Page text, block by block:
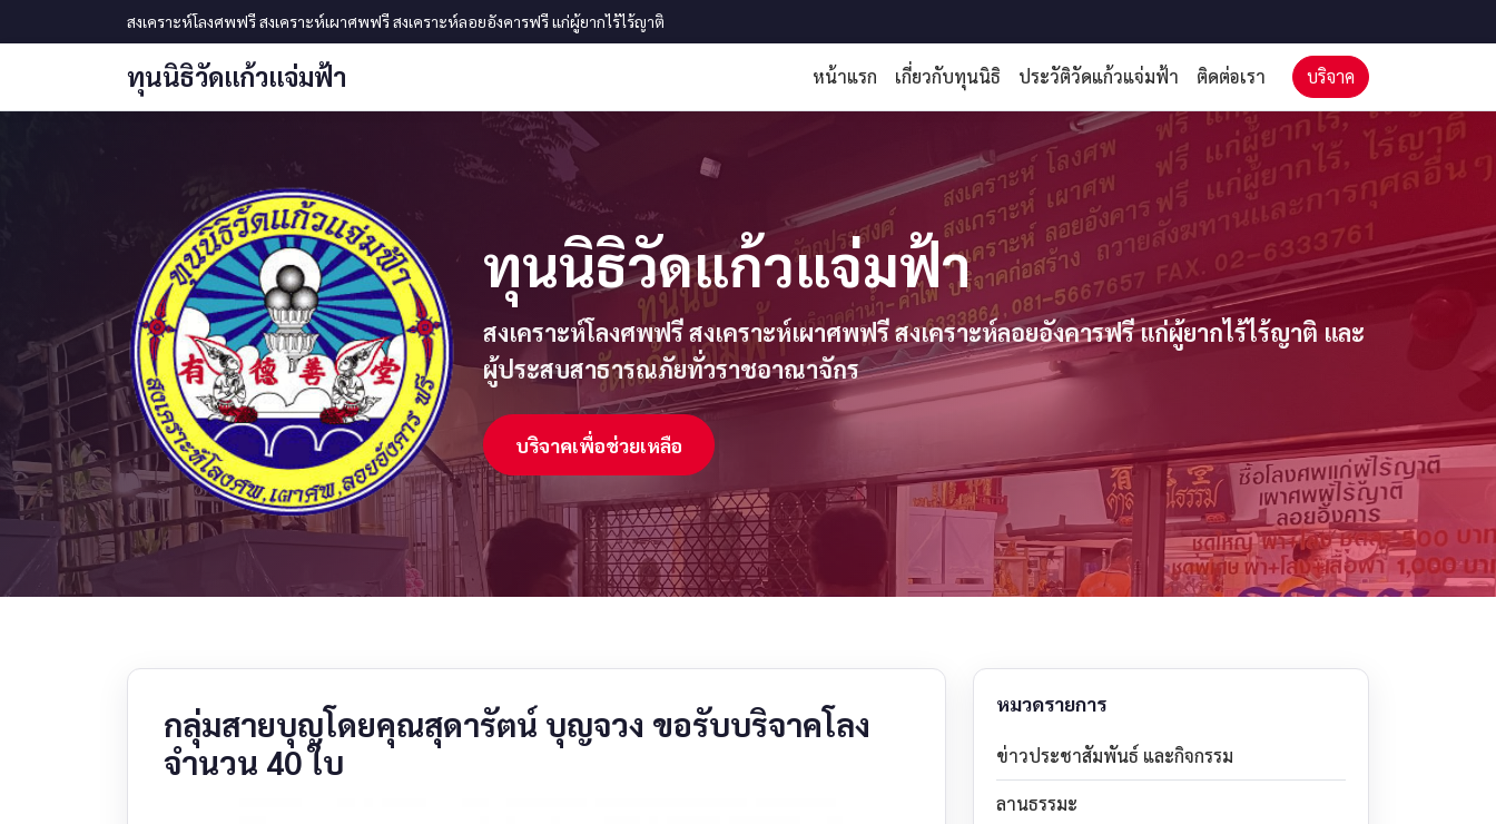
สงเคราะห์โลงศพฟรี สงเคราะห์เผาศพฟรี สงเคราะห์ลอยอังคารฟรี แก่ผู้ยากไร้ไร้ญาติ
ทุนนิธิวัดแก้วแจ่มฟ้า หน้าแรก เกี่ยวกับทุนนิธิ ประวัติวัดแก้วแจ่มฟ้า ติดต่อเรา บริจาค
ทุนนิธิวัดแก้วแจ่มฟ้า
สงเคราะห์โลงศพฟรี สงเคราะห์เผาศพฟรี สงเคราะห์ลอยอังคารฟรี แก่ผู้ยากไร้ไร้ญาติ และ
ผู้ประสบสาธารณภัยทั่วราชอาณาจักร
บริจาคเพื่อช่วยเหลือ
กลุ่มสายบุญโดยคุณสุดารัตน์ บุญจวง ขอรับบริจาคโลง
จำนวน 40 ใบ
หมวดรายการ
ข่าวประชาสัมพันธ์ และกิจกรรม
ลานธรรมะ